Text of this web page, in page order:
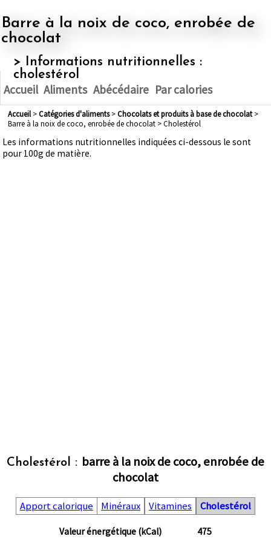
Barre à la noix de coco, enrobée de
chocolat
> Informations nutritionnelles :
cholestérol
Accueil Aliments Abécédaire Par calories
Accueil> Catégories d'aliments> chocolats et produits à base de chocolat>
Barre à la noix de coco, enrobée de chocolat > Cholestérol
Les informations nutritionnelles indiquées ci-dessous le sont
pour 100g de matière.
Cholestérol : barre à la noix de coco, enrobée de
chocolat
Apport calorique Minéraux Vitamines Cholestérol
Valeur énergétique (kCal) 475